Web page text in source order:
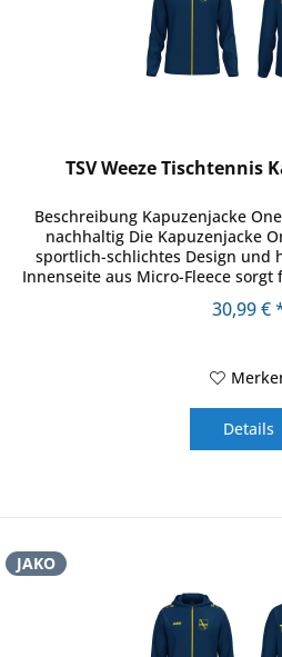
TSV Weeze Tischtennis
Beschreibung Kapuzenjacke
nachhaltig Die Kapuzenjacke
sportlich-schlichtes Design und
Innenseite aus Micro-Fleece
30,99 €
Details
JAKO